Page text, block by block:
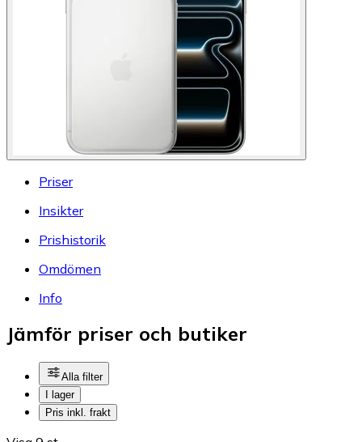
Priser
Insikter
Prishistorik
Omdömen
Info
Jämför priser och butiker
Alla filter
I lager
Pris inkl. frakt